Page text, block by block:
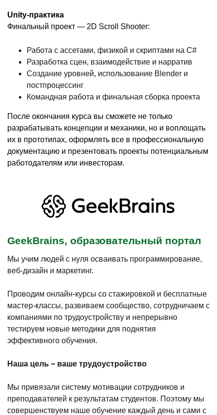
Unity-практика
Финальный проект — 2D Scroll Shooter:
Работа с ассетами, физикой и скриптами на C#
Разработка сцен, взаимодействие и нарратив
Создание уровней, использование Blender и
постпроцессинг
Командная работа и финальная сборка проекта
После окончания курса вы сможете не только
разрабатывать концепции и механики, но и воплощать
их в прототипах, оформлять все в профессиональную
документацию и презентовать проекты потенциальным
работодателям или инвесторам.
GeekBrains, образовательный портал
Мы учим людей с нуля осваивать программирование,
веб-дизайн и маркетинг.
Проводим онлайн-курсы со стажировкой и бесплатные
мастер-классы, развиваем сообщество, сотрудничаем с
компаниями по трудоустройству и непрерывно
тестируем новые методики для поднятия
эффективного обучения.
Наша цель − ваше трудоустройство
Мы привязали систему мотивации сотрудников и
преподавателей к результатам студентов. Поэтому мы
совершенствуем наше обучение каждый день и сами с